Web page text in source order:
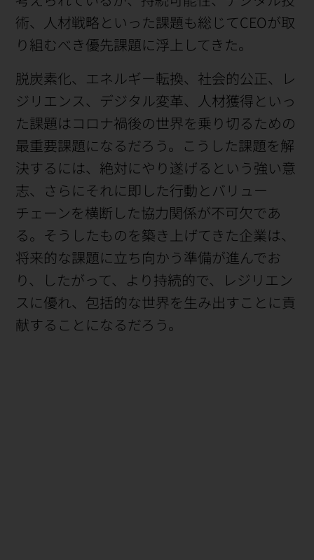
術、人材戦略といった課題も総じてCEOが取
り組むべき優先課題に浮上してきた。
脱炭素化、エネルギー転換、社会的公正、レ
ジリエンス、デジタル変革、人材獲得といっ
た課題はコロナ禍後の世界を乗り切るための
最重要課題になるだろう。こうした課題を解
決するには、絶対にやり遂げるという強い意
志、さらにそれに即した行動とバリュー
チェーンを横断した協力関係が不可欠であ
る。そうしたものを築き上げてきた企業は、
将来的な課題に立ち向かう準備が進んでお
り、したがって、より持続的で、レジリエン
スに優れ、包括的な世界を生み出すことに貢
献することになるだろう。